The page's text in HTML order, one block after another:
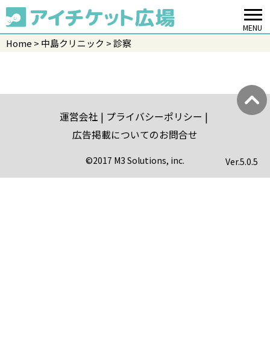
MENU
Home 中島クリニック 診察
運営会社
プライバシーポリシー
広告掲載についてのお問合せ
©2017 M3 Solutions, inc. Ver.5.0.5